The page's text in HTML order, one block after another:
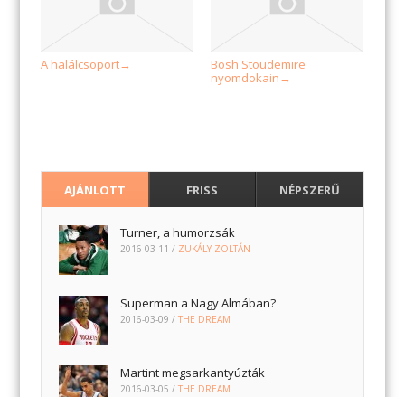
A halálcsoport→
Bosh Stoudemire
nyomdokain →
AJÁNLOTT FRISS NÉPSZERŰ
Turner, a humorzsák
2016-03-11 / ZUKÁLY ZOLTÁN
Superman a Nagy Almában?
2016-03-09 /THE DREAM
Martint megsarkantyúzták
2016-03-05 /THE DREAM